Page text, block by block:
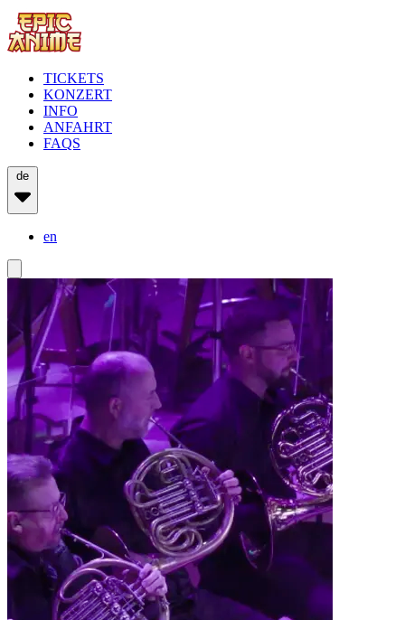
TICKETS
KONZERT
INFO
ANFAHRT
FAQS
de
en